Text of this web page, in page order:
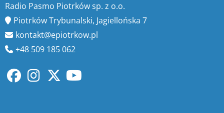
Radio Pasmo Piotrków sp. z o.o.
Piotrków Trybunalski, Jagiellońska 7
kontakt@epiotrkow.pl
+48 509 185 062